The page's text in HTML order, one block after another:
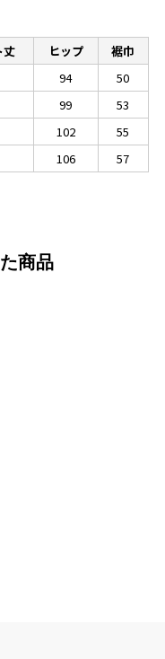
丈 ヒップ
裾巾
94
50
99
53
102
55
106 57
商品